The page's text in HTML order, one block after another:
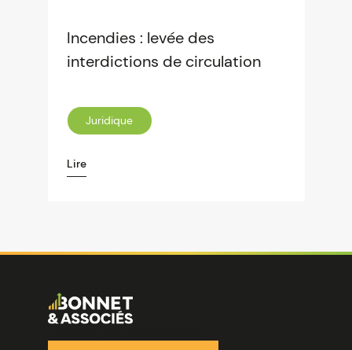
Incendies : levée des
interdictions de circulation
Juridique
Lire
Image